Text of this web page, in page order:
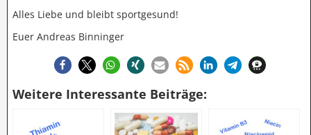
Alles Liebe und bleibt sportgesund!
Euer Andreas Binninger
Weitere Interessante Beiträge: